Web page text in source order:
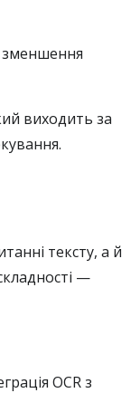
виходить за
тексту, а й
—
OCR з